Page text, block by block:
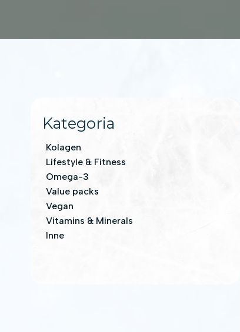
Kategoria
Kolagen
Lifestyle & Fitness
Omega-3
Value packs
Vegan
Vitamins & Minerals
Inne